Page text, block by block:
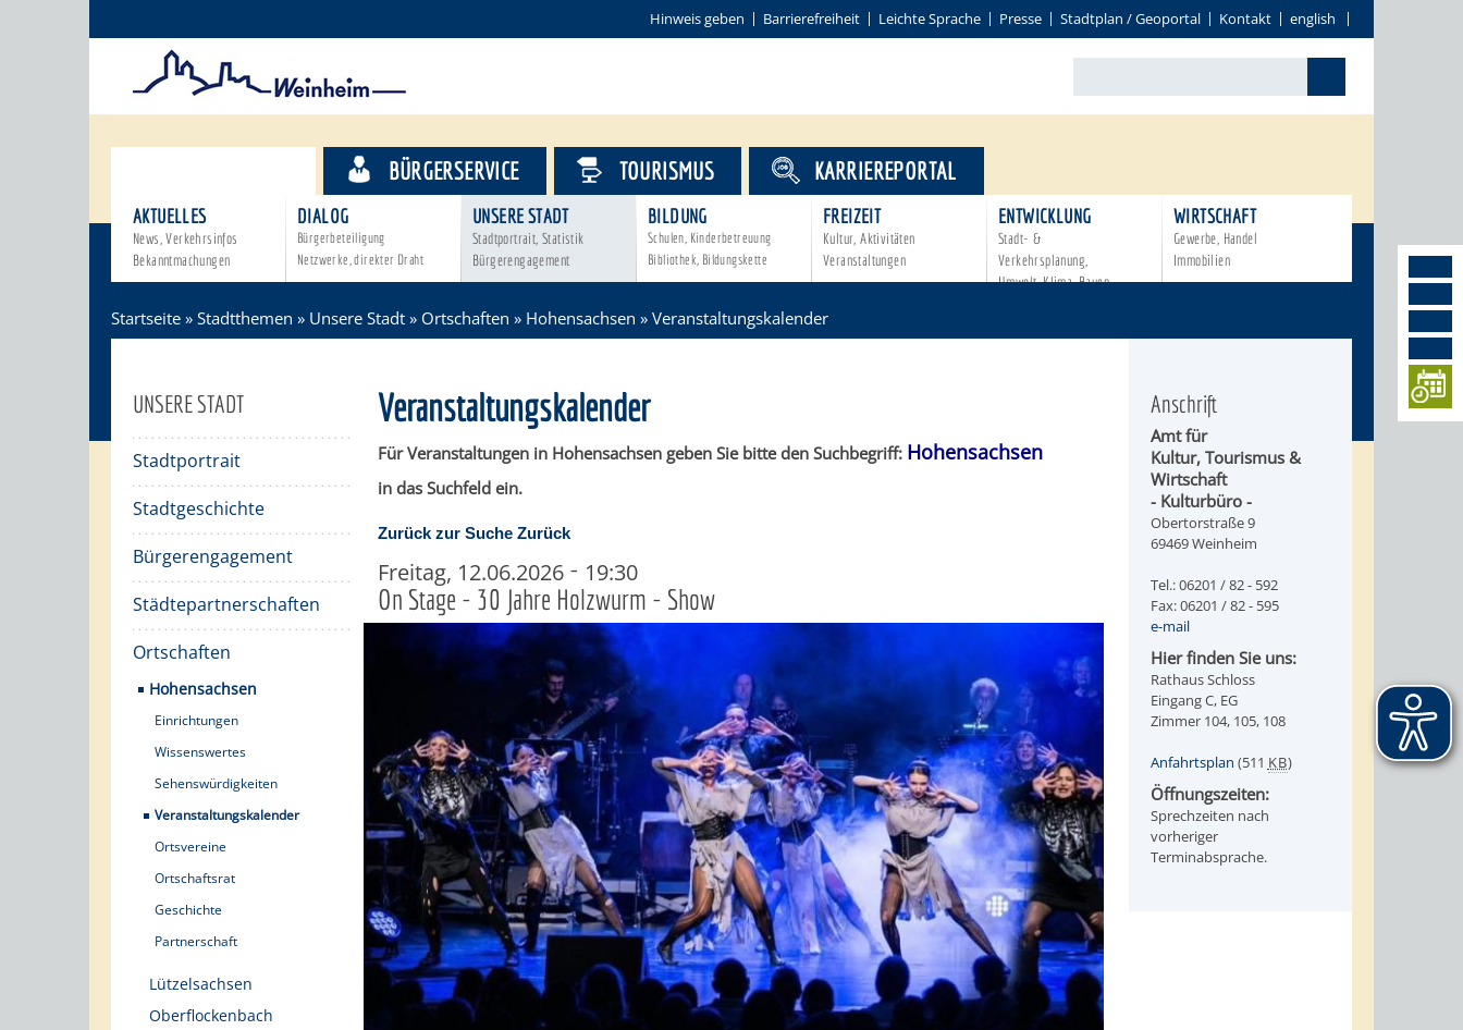
Hinweis geben Barrierefreiheit Leichte Sprache Presse Stadtplan / Geoportal Kontakt english
AKTUELLES
News, Verkehrsinfos
Bekanntmachungen
DIALOG
Bürgerbeteiligung
Netzwerke, direkter Draht
UNSERE STADT
Stadtportrait, Statistik
Bürgerengagement
BILDUNG
Schulen, Kinderbetreuung
Bibliothek, Bildungskette
FREIZEIT
Kultur, Aktivitäten
Veranstaltungen
ENTWICKLUNG
Stadt- &
Verkehrsplanung,
Umwelt, Klima, Bauen
WIRTSCHAFT
Gewerbe, Handel
Immobilien
BÜRGERSERVICE TOURISMUS KARRIEREPORTAL
Startseite » Stadtthemen » Unsere Stadt » Ortschaften » Hohensachsen » Veranstaltungskalender
UNSERE STADT
Stadtportrait
Stadtgeschichte
Bürgerengagement
Städtepartnerschaften
Ortschaften
Hohensachsen
Einrichtungen
Wissenswertes
Sehenswürdigkeiten
Veranstaltungskalender
Ortsvereine
Ortschaftsrat
Geschichte
Partnerschaft
Lützelsachsen
Oberflockenbach
Veranstaltungskalender
Für Veranstaltungen in Hohensachsen geben Sie bitte den Suchbegriff: Hohensachsen
in das Suchfeld ein.
Zurück zur Suche Zurück
Freitag, 12.06.2026 - 19:30
On Stage - 30 Jahre Holzwurm - Show
Anschrift
Amt für
Kultur, Tourismus &
Wirtschaft
- Kulturbüro -
Obertorstraße 9
69469 Weinheim
Tel.: 06201 / 82 - 592
Fax: 06201 / 82 - 595
e-mail
Hier finden Sie uns:
Rathaus Schloss
Eingang C, EG
Zimmer 104, 105, 108
Anfahrtsplan (511 KB)
Öffnungszeiten:
Sprechzeiten nach
vorheriger
Terminabsprache.